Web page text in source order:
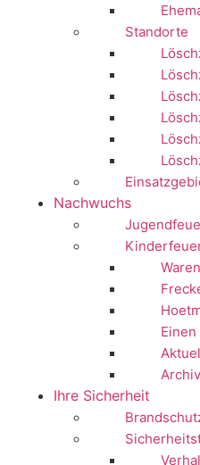
Standorte
Nachwuchs
Einen
Archiv
Ihre Sicherheit